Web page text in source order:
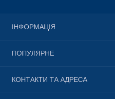
ІНФОРМАЦІЯ
Доставка і оплата
Гарантія
ПОПУЛЯРНЕ
Apple б\у
КОНТАКТИ ТА АДРЕСА